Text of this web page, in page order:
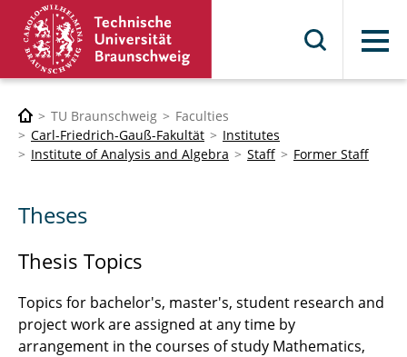
Menu
TU Braunschweig
Faculties
Carl-Friedrich-Gauß-Fakultät
Institutes
Institute of Analysis and Algebra
Staff Former Staff
Theses
Thesis Topics
Topics for bachelor's, master's, student research and
project work are assigned at any time by
arrangement in the courses of study Mathematics,